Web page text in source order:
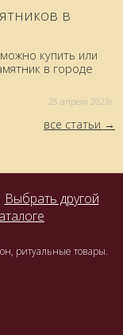
в
купить или
в городе
25 aпреля 2023г.
все статьи
Выбрать другой
ритуальные товары.